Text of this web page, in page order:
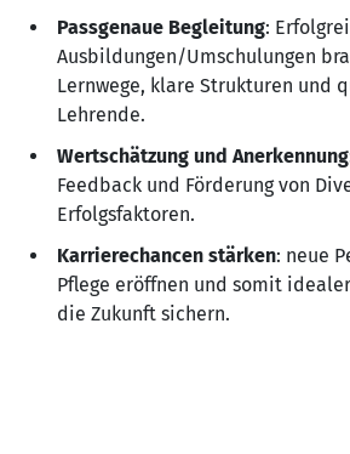
Passgenaue Begleitung:
Ausbildungen/Umschulungen
Lernwege, klare Strukturen und
Lehrende.
Wertschätzung und Anerkennung
Feedback und Förderung von
Erfolgsfaktoren.
Karrierechancen stärken: neue
Pflege eröffnen und somit
die Zukunft sichern.